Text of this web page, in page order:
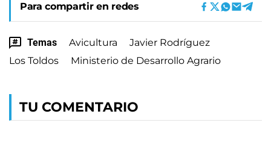
Para compartir en redes
Temas Avicultura
Javier Rodríguez
Los Toldos
Ministerio de Desarrollo Agrario
TU COMENTARIO